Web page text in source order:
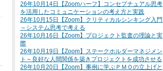
26年10月14日【Zoomハーフ】コンセプチュアル思考
を活用したコミュニケーションの考え方と実践
26年10月15日【Zoom】クリティカルシンキング入門
～システム思考で考える
26年10月16日【Zoom】プロジェクト監査の理論と実
際
26年10月19日【Zoom】ステークホルダーマネジメン
ト～良好な人間関係を築きプロジェクトを成功させる
26年10月20日【Zoom】事例に学ぶＰＭＯの立上げと